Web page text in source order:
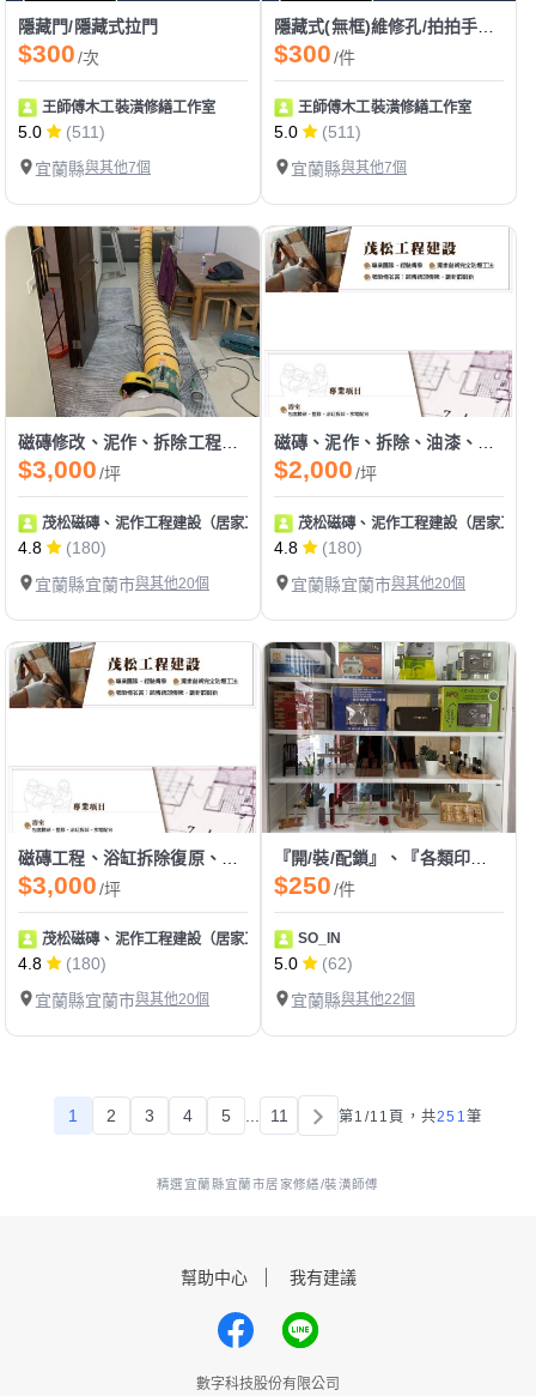
隱藏門/隱藏式拉門
$300/次
王師傅木工裝潢修繕工作室
5.0
(511)
宜蘭縣與其他7個
$300/件
王師傅木工裝潢修繕工作室
5.0
(511)
宜蘭縣與其他7個
磁磚修改、泥作、拆除工程、油漆工程
$3,000/坪
茂松磁磚、泥作工程建設（居家工程皆可統包）
4.8
(180)
宜蘭縣宜蘭市與其他20個
$2,000/坪
茂松磁磚、泥作工程建設（居家工程
4.8
(180)
宜蘭縣宜蘭市與其他20個
$3,000/坪
茂松磁磚、泥作工程建設（居家工程皆可統包）
4.8
(180)
宜蘭縣宜蘭市與其他20個
『開/裝/配鎖』、『各類印章製作』、『感應卡/遙控器拷貝』
$250/件
SO_IN
5.0
(62)
宜蘭縣與其他22個
1 2 3 4 5 11 第1/11頁， 共251筆
精選宜蘭縣宜蘭市居家修繕/裝潢師傅
幫助中心 我有建議
數字科技股份有限公司